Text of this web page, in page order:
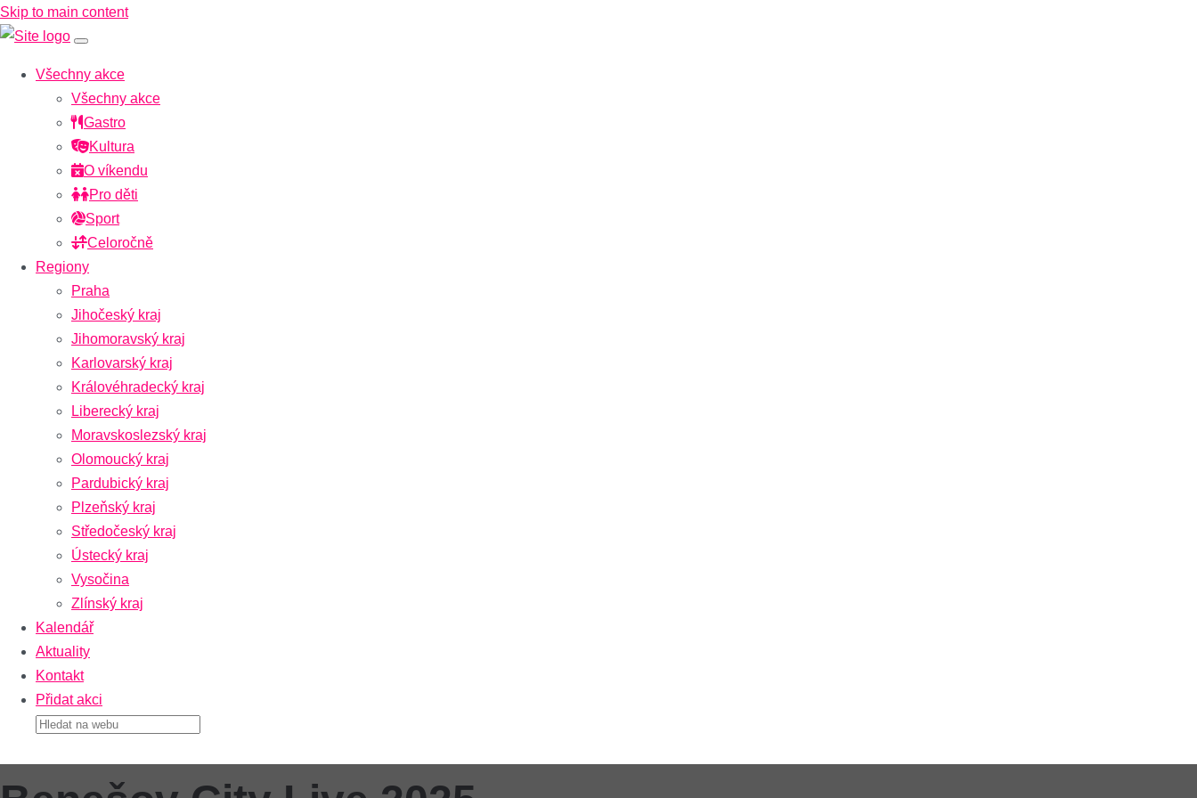
Skip to main content
Všechny akce
Všechny akce
Gastro
Kultura
O víkendu
Pro děti
Sport
Celoročně
Regiony
Praha
Jihočeský kraj
Jihomoravský kraj
Karlovarský kraj
Královéhradecký kraj
Liberecký kraj
Moravskoslezský kraj
Olomoucký kraj
Pardubický kraj
Plzeňský kraj
Středočeský kraj
Ústecký kraj
Vysočina
Zlínský kraj
Kalendář
Aktuality
Kontakt
Přidat akci